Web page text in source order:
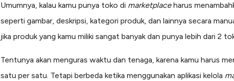
Umumnya, kalau kamu punya toko di marketplaceharus
seperti gambar, deskripsi, kategori produk, dan lainnya secara
jika produk yang kamu miliki sangat banyak dan punya lebih dari 2
Tentunya akan menguras waktu dan tenaga, karena kamu harus
satu per satu. Tetapi berbeda ketika menggunakan aplikasi kelola